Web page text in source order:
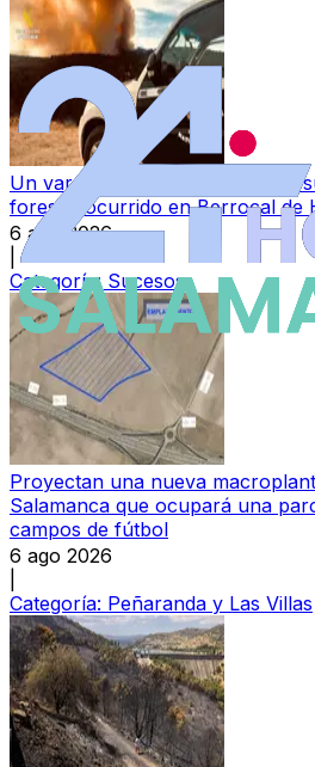
Un varón, investigado como
forestal ocurrido en Berrocal de
6 ago 2026
Categoría: Sucesos
Proyectan una nueva
Salamanca que ocupará una
campos de fútbol
6 ago 2026
Categoría: Peñaranda y Las Villas